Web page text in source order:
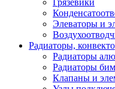
Грязевики
Элеваторы и
Радиаторы,
Радиаторы
Радиаторы
Клапаны и